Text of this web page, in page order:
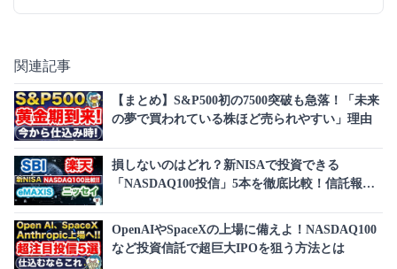
関連記事
【まとめ】S&P500初の7500突破も急落！「未来
の夢で買われている株ほど売られやすい」理由
損しないのはどれ？新NISAで投資できる
「NASDAQ100投信」5本を徹底比較！信託報酬
OpenAIやSpaceXの上場に備えよ！NASDAQ100
など投資信託で超巨大IPOを狙う方法とは